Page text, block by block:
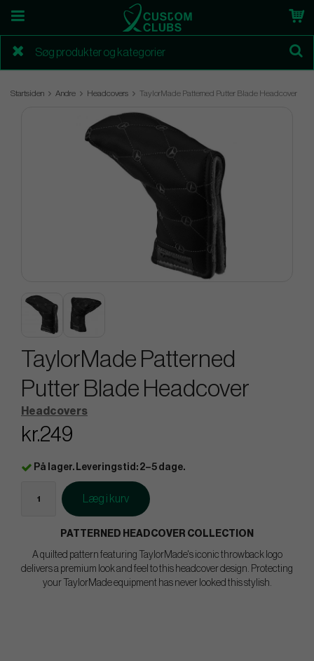
Startsiden Andre Headcovers TaylorMade Patterned Putter Blade Headcover
TaylorMade Patterned
Putter Blade Headcover
Headcovers
kr.249
På lager. Leveringstid: 2–5 dage.
Læg i kurv
PATTERNED HEADCOVER COLLECTION
A quilted pattern featuring TaylorMade's iconic throwback logo
delivers a premium look and feel to this headcover design. Protecting
your TaylorMade equipment has never looked this stylish.